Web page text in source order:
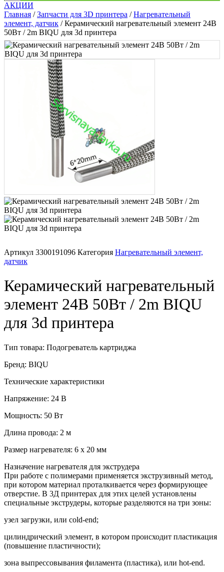
АКЦИИ
Главная /Запчасти для 3D принтера /Нагревательный
элемент, датчик / Керамический нагревательный элемент 24В
50Вт / 2m BIQU для 3d принтера
Артикул 3300191096 Категория Нагревательный элемент,
датчик
Керамический нагревательный
элемент 24В 50Вт / 2m BIQU
для 3d принтера
Тип товара: Подогреватель картриджа
Бренд: BIQU
Технические характеристики
Напряжение: 24 В
Мощность: 50 Вт
Длина провода: 2 м
Размер нагревателя: 6 х 20 мм
Назначение нагревателя для экструдера
При работе с полимерами применяется экструзивный метод,
при котором материал проталкивается через формирующее
отверстие. В 3Д принтерах для этих целей установлены
специальные экструдеры, которые разделяются на три зоны:
узел загрузки, или cold-end;
цилиндрический элемент, в котором происходит пластикация
(повышение пластичности);
зона выпрессовывания филамента (пластика), или hot-end.